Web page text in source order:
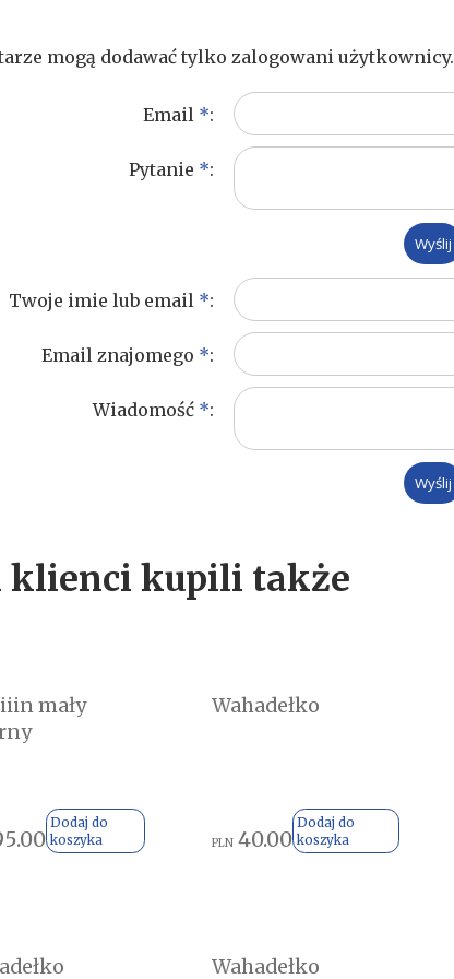
mogą dodawać tylko zalogowani użytkownicy.
Email *:
Pytanie *:
Twoje imie lub email *:
Email znajomego *:
Wiadomość *:
klienci kupili także
mały
Dodaj do
koszyka
Wahadełko
PLN 40.00
Dodaj do
koszyka
Wahadełko